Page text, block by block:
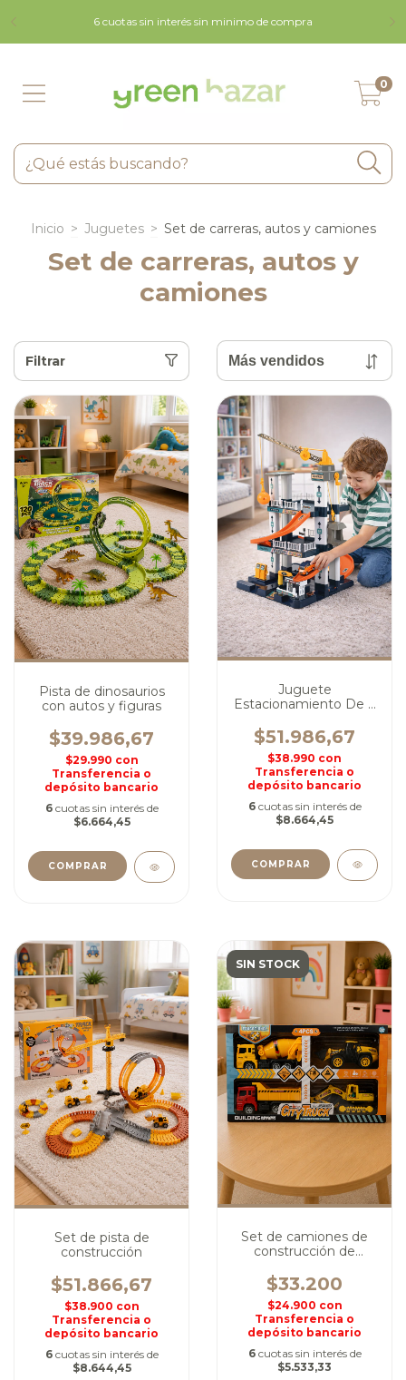
6 cuotas sin interés sin minimo de compra
0
Inicio > Juguetes > Set de carreras, autos y camiones
Set de carreras, autos y
camiones
Filtrar
Pista de dinosaurios
con autos y figuras
$39.986,67
$29.990 con
Transferencia o
depósito bancario
6 cuotas sin interés de
$6.664,45
COMPRAR
Juguete
Estacionamiento De 3
$51.986,67
$38.990 con
Transferencia o
depósito bancario
6 cuotas sin interés de
$8.664,45
Set de pista de
construcción
$51.866,67
$38.900 con
Transferencia o
depósito bancario
6 cuotas sin interés de
$8.644,45
SIN STOCK
Set de camiones de
construcción de
$33.200
$24.900 con
Transferencia o
depósito bancario
6 cuotas sin interés de
$5.533,33